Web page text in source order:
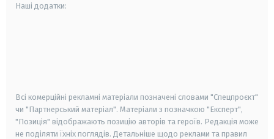
Наші додатки:
Всі комерційні рекламні матеріали позначені словами "Спецпроєкт"
чи "Партнерський матеріал". Матеріали з позначкою "Експерт",
"Позиція" відображають позицію авторів та героїв. Редакція може
не поділяти їхніх поглядів. Детальніше щодо реклами та правил